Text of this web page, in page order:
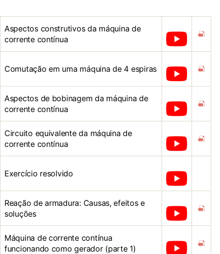
Aspectos construtivos da máquina de
corrente contínua
Comutação em uma máquina de 4 espiras
Aspectos de bobinagem da máquina de
corrente contínua
Circuito equivalente da máquina de
corrente contínua
Exercício resolvido
Reação de armadura: Causas, efeitos e
soluções
Máquina de corrente contínua
funcionando como gerador (parte 1)